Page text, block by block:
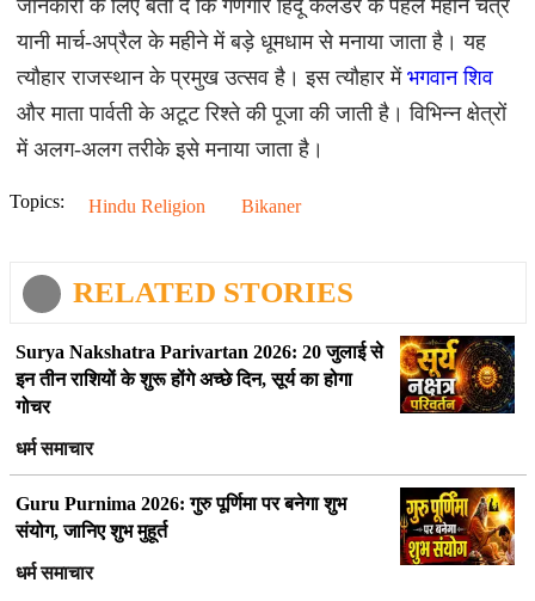
जानकारी के लिए बता दें कि गणगौर हिंदू कैलेंडर के पहले महीने चैत्र
यानी मार्च-अप्रैल के महीने में बड़े धूमधाम से मनाया जाता है। यह
त्यौहार राजस्थान के प्रमुख उत्सव है। इस त्यौहार में भगवान शिव
और माता पार्वती के अटूट रिश्ते की पूजा की जाती है। विभिन्न क्षेत्रों
में अलग-अलग तरीके इसे मनाया जाता है।
Topics: Hindu Religion Bikaner
RELATED STORIES
Surya Nakshatra Parivartan 2026: 20 जुलाई से
इन तीन राशियों के शुरू होंगे अच्छे दिन, सूर्य का होगा
गोचर
धर्म समाचार
Guru Purnima 2026: गुरु पूर्णिमा पर बनेगा शुभ
संयोग, जानिए शुभ मुहूर्त
धर्म समाचार